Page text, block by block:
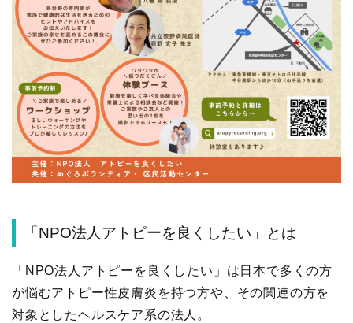
「NPO法人アトピーを良くしたい」とは
「NPO法人アトピーを良くしたい」は日本で多くの方
が悩むアトピー性皮膚炎を持つ方や、その関連の方を
対象としたヘルスケア系の法人。